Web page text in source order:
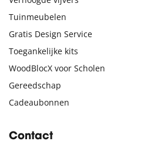
Tuinmeubelen
Gratis Design Service
Toegankelijke kits
WoodBlocX voor Scholen
Gereedschap
Cadeaubonnen
Contact